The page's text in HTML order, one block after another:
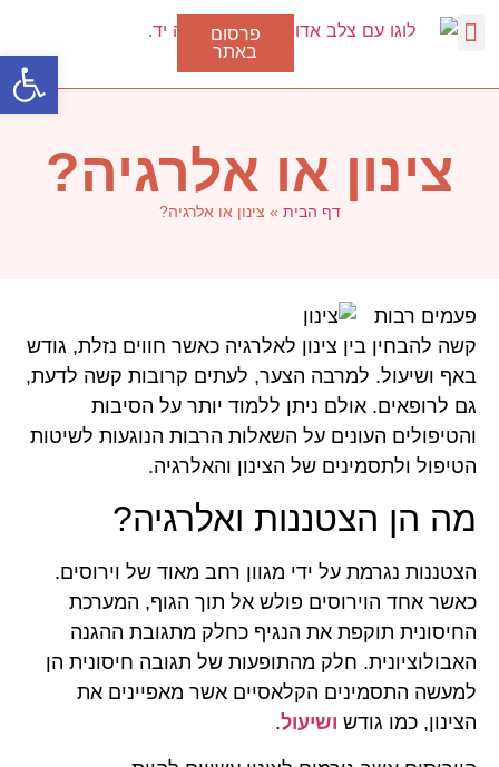
פתח
פרסום
באתר
צינון או אלרגיה?
דף הבית » צינון או אלרגיה?
פעמים רבות
קשה להבחין בין צינון לאלרגיה כאשר חווים נזלת, גודש
באף ושיעול. למרבה הצער, לעתים קרובות קשה לדעת,
גם לרופאים. אולם ניתן ללמוד יותר על הסיבות
והטיפולים העונים על השאלות הרבות הנוגעות לשיטות
הטיפול ולתסמינים של הצינון והאלרגיה.
מה הן הצטננות ואלרגיה?
הצטננות נגרמת על ידי מגוון רחב מאוד של וירוסים.
כאשר אחד הוירוסים פולש אל תוך הגוף, המערכת
החיסונית תוקפת את הנגיף כחלק מתגובת ההגנה
האבולוציונית. חלק מהתופעות של תגובה חיסונית הן
למעשה התסמינים הקלאסיים אשר מאפיינים את
הצינון, כמו גודש ושיעול.